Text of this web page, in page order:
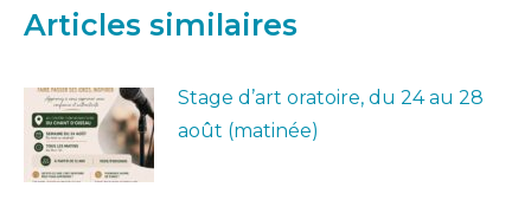
Articles similaires
Stage d’art oratoire, du 24 au 28
août (matinée)